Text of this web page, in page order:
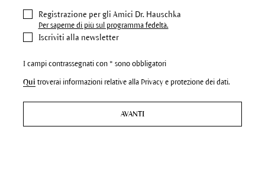
Registrazione per gli Amici Dr. Hauschka
Per saperne di più sul programma fedeltà.
Iscriviti alla newsletter
I campi contrassegnati con * sono obbligatori
Qui troverai informazioni relative alla Privacy e protezione dei dati.
AVANTI